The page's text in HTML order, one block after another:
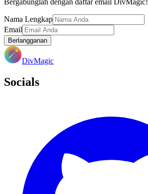
Bergabunglah dengan daftar email DivMagic!
Nama Lengkap
Email
Berlangganan
DivMagic
Socials